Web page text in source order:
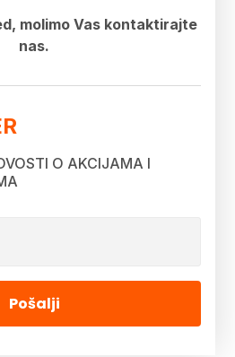
molimo Vas kontaktirajte
nas.
O AKCIJAMA I
Pošalji